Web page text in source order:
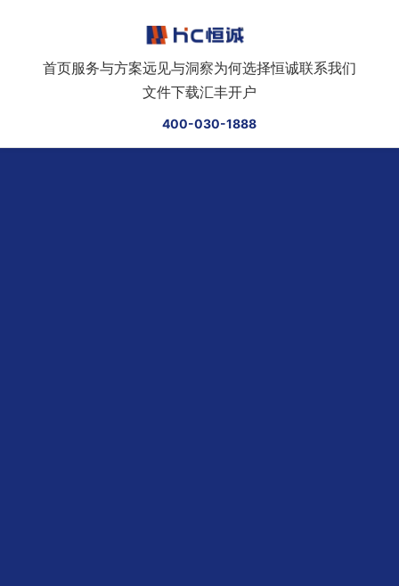
首页服务与方案远见与洞察为何选择恒诚联系我们
文件下载汇丰开户
400-030-1888